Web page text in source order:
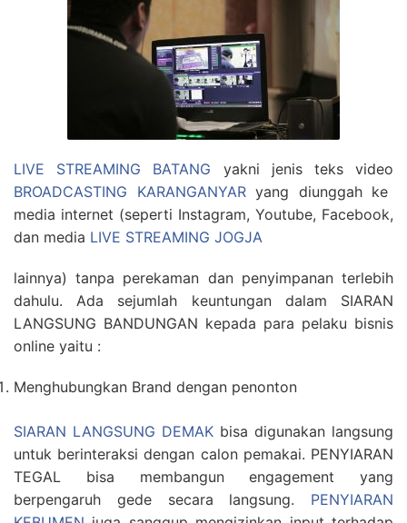
LIVE STREAMING BATANG yakni jenis teks video
BROADCASTING KARANGANYARyang diunggah ke
media internet (seperti Instagram, Youtube, Facebook,
dan media LIVE STREAMING JOGJA
lainnya) tanpa perekaman dan penyimpanan terlebih
dahulu. Ada sejumlah keuntungan dalam SIARAN
LANGSUNG BANDUNGAN kepada para pelaku bisnis
online yaitu :
Menghubungkan Brand dengan penonton
SIARAN LANGSUNG DEMAK bisa digunakan langsung
untuk berinteraksi dengan calon pemakai. PENYIARAN
TEGAL bisa membangun engagement yang
berpengaruh gede secara langsung. PENYIARAN